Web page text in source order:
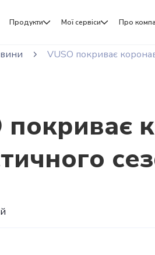
Продукти Мої сервіси Про
VUSO покриває
покриває